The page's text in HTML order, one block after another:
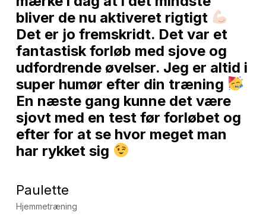
bliver de nu aktiveret rigtigt
Det er jo fremskridt. Det var et
fantastisk forløb med sjove og
udfordrende øvelser. Jeg er altid i
super humør efter din træning
En næste gang kunne det være
sjovt med en test før forløbet og
efter for at se hvor meget man
har rykket sig
Paulette
Hjemmetræning